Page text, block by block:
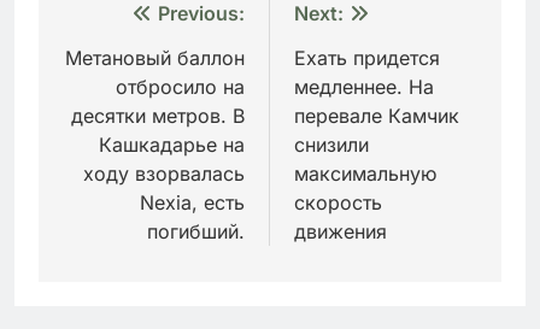
Навигация
по
записям
Previous:
Метановый баллон
отбросило на
десятки метров. В
Кашкадарье на
ходу взорвалась
Nexia, есть
погибший.
Next:
Ехать придется
медленнее. На
перевале Камчик
снизили
максимальную
скорость
движения